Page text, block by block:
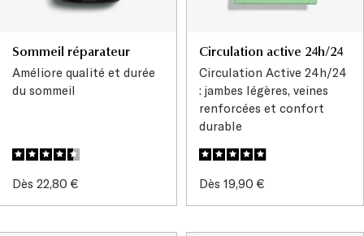
Sommeil réparateur
Améliore qualité et durée
du sommeil
Prix
Dès 22,80 €
Circulation active 24h/24
Circulation Active 24h/24
: jambes légères, veines
renforcées et confort
durable
Prix
Dès 19,90 €